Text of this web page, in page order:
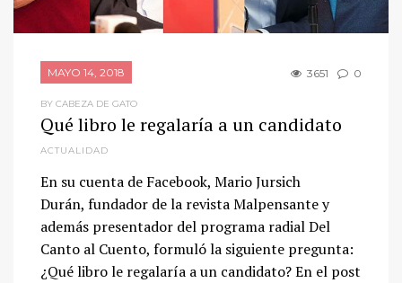
MAYO 14, 2018 3651 0
BY CABEZA DE GATO
Qué libro le regalaría a un candidato
ACTUALIDAD
En su cuenta de Facebook, Mario Jursich
Durán, fundador de la revista Malpensante y
además presentador del programa radial Del
Canto al Cuento, formuló la siguiente pregunta:
¿Qué libro le regalaría a un candidato? En el post